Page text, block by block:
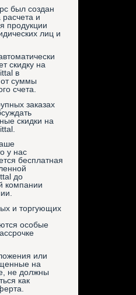
был создан
расчета и
продукции
лиц и
скидку на
в
суммы
счета.
заказах
скидки на
у нас
бесплатная
до
компании
и торгующих
особые
или
на
не должны
как